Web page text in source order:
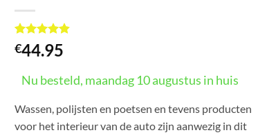
Gewaardeerd
4.8op 5
op
5
klant
€44.95
Nu besteld, maandag 10 augustus in huis
Wassen, polijsten en poetsen en tevens producten
voor het interieur van de auto zijn aanwezig in dit